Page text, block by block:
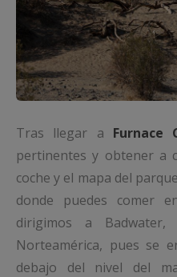
Tras llegar a Furnace
pertinentes y obtener a
coche y el mapa del
donde puedes comer
dirigimos a
Norteamérica, pues se
debajo del nivel del